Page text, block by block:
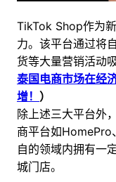
TikTok Shop作为
力。该平台通过将
货等大量营销活动
泰国电商市场在经
增！ ）
除上述三大平台外
商平台如
自的领域内拥有一
城门店。